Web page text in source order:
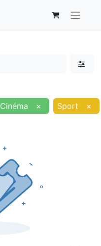
Cinéma
× Sport ×